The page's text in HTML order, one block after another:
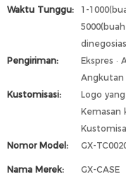
Waktu Tunggu:
1-
Pengiriman:
Ekspres ·
Angkutan
Kustomisasi:
Logo
Kemasan
Nomor Model:
GX-
Nama Merek: GX-CASE